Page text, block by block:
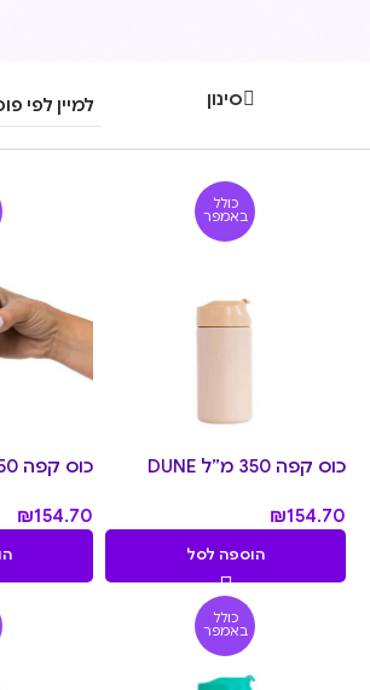
סינון
כולל
באמפר
כוס קפה 350 מ״ל DUNE
₪154.70
הוספה לסל
כוס קפה 350 מ״ל Pine
₪154.70
כולל
באמפר